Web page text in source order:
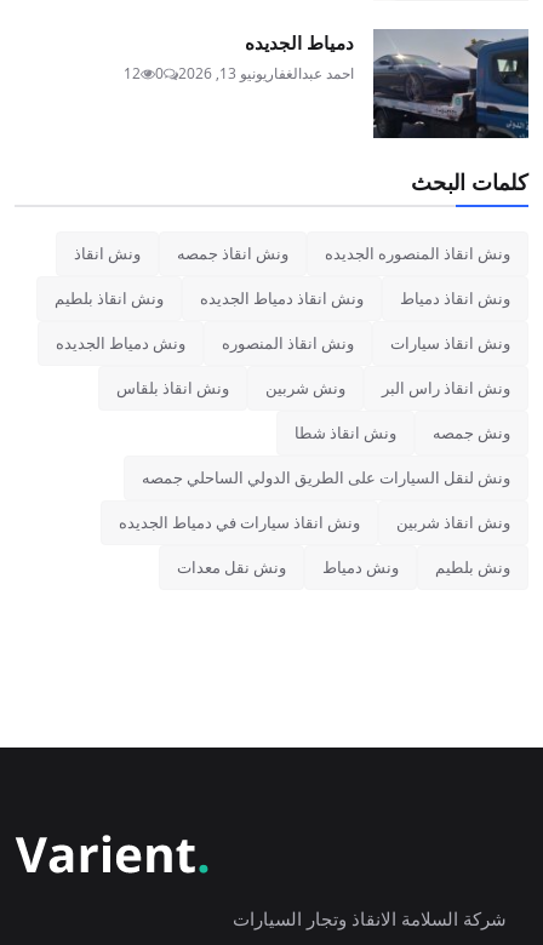
دمياط الجديده
احمد عبدالغفاريونيو 13, 2026 0
12
كلمات البحث
ونش انقاذ المنصوره الجديده ونش انقاذ جمصه ونش انقاذ
ونش انقاذ دمياط ونش انقاذ دمياط الجديده ونش انقاذ بلطيم
ونش انقاذ سيارات ونش انقاذ المنصوره ونش دمياط الجديده
ونش انقاذ راس البر ونش شربين ونش انقاذ بلقاس
ونش جمصه ونش انقاذ شطا
ونش لنقل السيارات على الطريق الدولي الساحلي جمصه
ونش انقاذ شربين ونش انقاذ سيارات في دمياط الجديده
ونش بلطيم ونش دمياط ونش نقل معدات
شركة السلامة الانقاذ وتجار السيارات